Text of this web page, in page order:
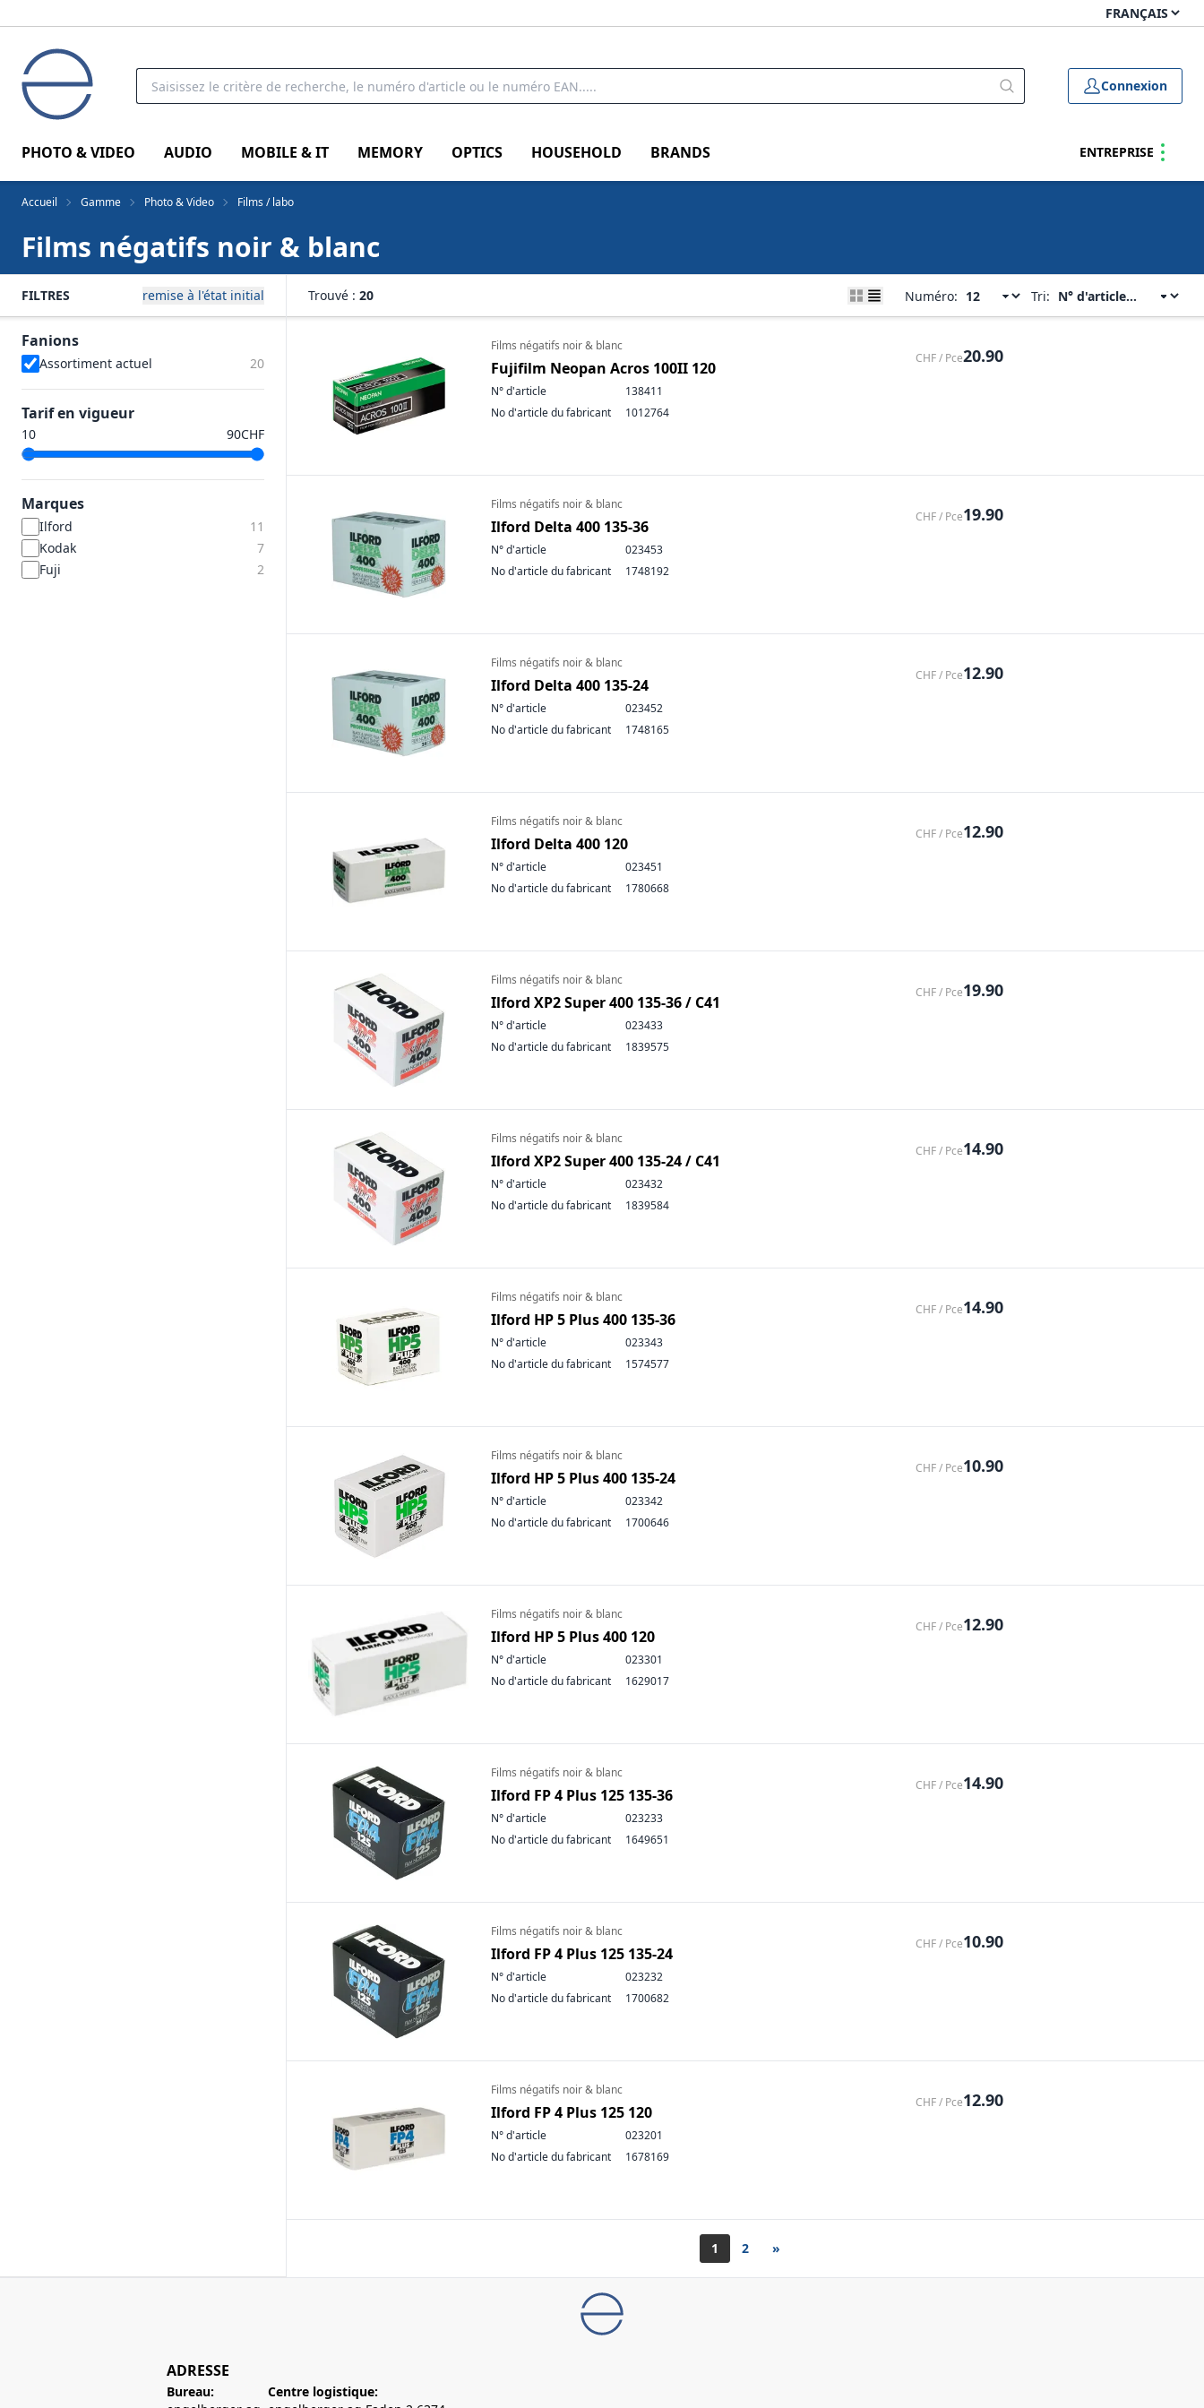
Connexion
PHOTO & VIDEO AUDIO MOBILE & IT MEMORY OPTICS HOUSEHOLD BRANDS ENTREPRISE
Accueil Gamme Photo & Video Films / labo
Films négatifs noir & blanc
FILTRES remise à l'état initial
Fanions
Assortiment actuel 20
Tarif en vigueur
CHF
Marques
Ilford
11
Kodak
7
Fuji
2
Trouvé : 20 Numéro: Tri:
Films négatifs noir & blanc
Fujifilm Neopan Acros 100II 120
N° d'article
138411
No d'article du fabricant
1012764
CHF / Pce20.90
Films négatifs noir & blanc
Ilford Delta 400 135-36
N° d'article
023453
No d'article du fabricant
1748192
CHF / Pce19.90
Films négatifs noir & blanc
Ilford Delta 400 135-24
N° d'article
023452
No d'article du fabricant
1748165
CHF / Pce12.90
Films négatifs noir & blanc
Ilford Delta 400 120
N° d'article
023451
No d'article du fabricant
1780668
CHF / Pce12.90
Films négatifs noir & blanc
Ilford XP2 Super 400 135-36 / C41
N° d'article
023433
No d'article du fabricant
1839575
CHF / Pce19.90
Films négatifs noir & blanc
Ilford XP2 Super 400 135-24 / C41
N° d'article
023432
No d'article du fabricant
1839584
CHF / Pce14.90
Films négatifs noir & blanc
Ilford HP 5 Plus 400 135-36
N° d'article
023343
No d'article du fabricant
1574577
CHF / Pce14.90
Films négatifs noir & blanc
Ilford HP 5 Plus 400 135-24
N° d'article
023342
No d'article du fabricant
1700646
CHF / Pce10.90
Films négatifs noir & blanc
Ilford HP 5 Plus 400 120
N° d'article
023301
No d'article du fabricant
1629017
CHF / Pce12.90
Films négatifs noir & blanc
Ilford FP 4 Plus 125 135-36
N° d'article
023233
No d'article du fabricant
1649651
CHF / Pce14.90
Films négatifs noir & blanc
Ilford FP 4 Plus 125 135-24
N° d'article
023232
No d'article du fabricant
1700682
CHF / Pce10.90
Films négatifs noir & blanc
Ilford FP 4 Plus 125 120
N° d'article
023201
No d'article du fabricant
1678169
CHF / Pce12.90
1 2 »
ADRESSE
Bureau:
Centre logistique: